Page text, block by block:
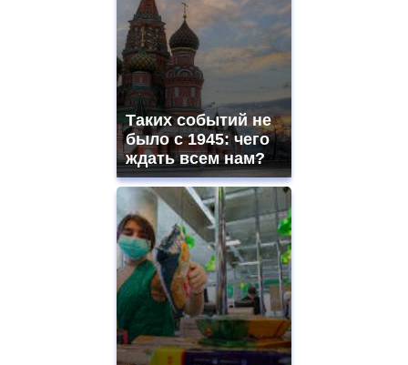
Таких событий не
было с 1945: чего
ждать всем нам?